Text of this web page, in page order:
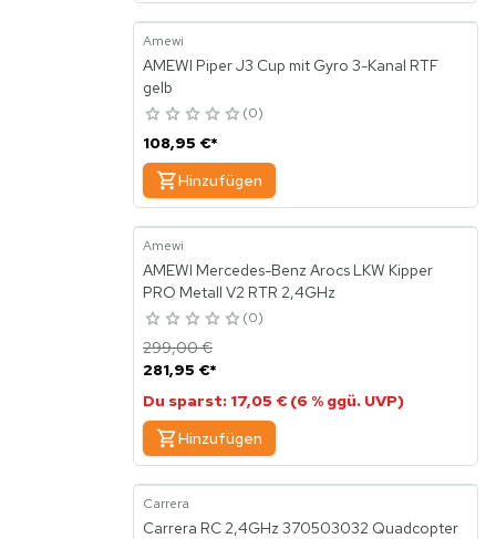
Amewi
AMEWI Piper J3 Cup mit Gyro 3-Kanal RTF
gelb
0
108,95 €*
Hinzufügen
Amewi
AMEWI Mercedes-Benz Arocs LKW Kipper
PRO Metall V2 RTR 2,4GHz
0
281,95 €*
299,00 €
Du sparst: 17,05 € (6 % ggü. UVP)
Hinzufügen
Carrera
Carrera RC 2,4GHz 370503032 Quadcopter